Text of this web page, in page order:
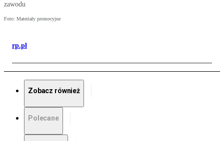
zawodu
Foto: Materiały promocyjne
rp.pl
Zobacz również
Polecane